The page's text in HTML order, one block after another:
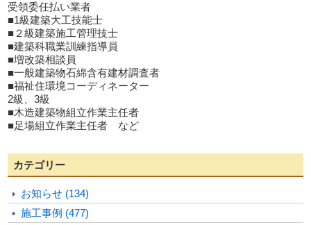
受領委任払い業者
■1級建築大工技能士
■２級建築施工管理技士
■建築科職業訓練指導員
■増改築相談員
■一般建築物石綿含有建材調査者
■福祉住環境コーディネーター
2級、3級
■木造建築物組立作業主任者
■足場組立作業主任者 など
カテゴリー
お知らせ (134)
施工事例 (477)